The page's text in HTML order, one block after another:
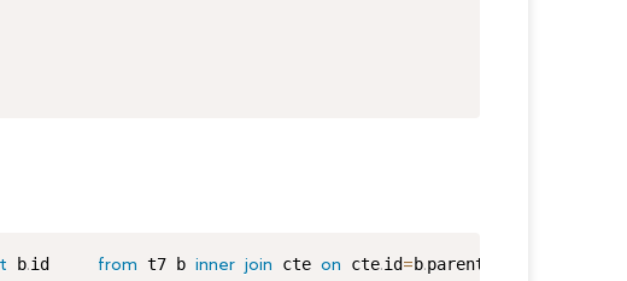
b.id from t7 b inner join cte on cte.id = b.parentNodeid